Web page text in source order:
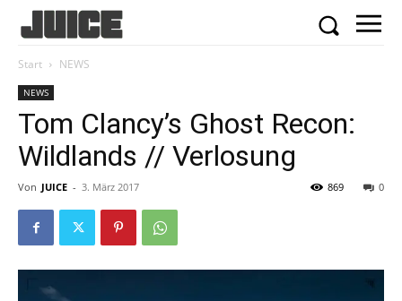
Start NEWS
NEWS
Tom Clancy’s Ghost Recon:
Wildlands // Verlosung
Von JUICE - 3. März 2017 0
869